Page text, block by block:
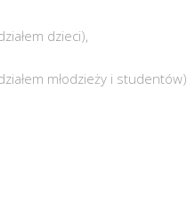
dzieci),
młodzieży i studentów)